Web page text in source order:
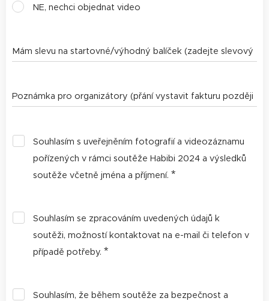
NE, nechci objednat video
Mám slevu na startovné/výhodný balíček (zadejte slevový
kód) kód)Text
Poznámka pro organizátory (přání vystavit fakturu později
aj.)
Souhlasím s uveřejněním fotografií a videozáznamu
pořízených v rámci soutěže Habibi 2024 a výsledků
soutěže včetně jména a příjmení.
Souhlasím se zpracováním uvedených údajů k
soutěži, možností kontaktovat na e-mail či telefon v
případě potřeby.
Souhlasím, že během soutěže za bezpečnost a